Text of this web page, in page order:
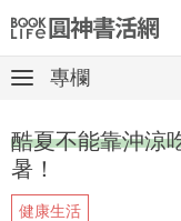
Netflix話題章魚小
專欄
酷夏不能靠沖涼
暑！
健康生活